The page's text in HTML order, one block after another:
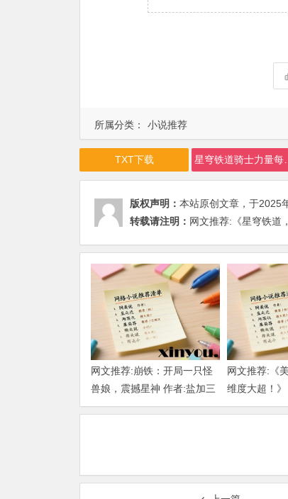
所属分类： 小说推荐
TXT下载
版权声明： 本站原创文章，于2025
转载请注明： 网文推荐:《星穹铁道
网文推荐:崩铁：开局一只怪
兽娘，震撼星神 作者:盐加三
勺 （1-218）TXT下载
网文推荐:《
维度大超！
大明 1-802